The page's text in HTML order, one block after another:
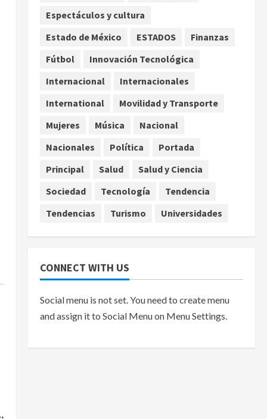
4
Estudio en Science vincula el
consumo de fruta ancestral
humano
agosto 7, 2026
Internacional
EE.UU. amplía revisión de
de periodistas y ciertos
Canadá
agosto 7, 2026
Espectáculos y cultura
Estado de México
ESTADOS
Finanzas
Fútbol
Innovación Tecnológica
Internacional
Internacionales
International
Movilidad y Transporte
Mujeres
Música
Nacional
Nacionales
Política
Portada
Principal
Salud
Salud y Ciencia
Sociedad
Tecnología
Tendencia
Tendencias
Turismo Universidades
CONNECT WITH US
Social menu is not set. You need to create menu
and assign it to Social Menu on Menu Settings.